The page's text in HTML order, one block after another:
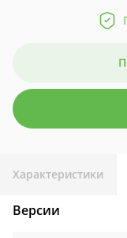
Характеристики
Версии